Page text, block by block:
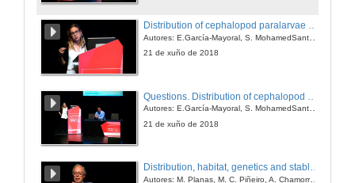
Distribution of cephalopod paralarvae around cíes islands
21 de xuño de 2018
Autores: E.García-Mayoral, S. MohamedSantamaría, Á. Roura, L. GarcíaAlves, M. Gilcoto and Á. F. González
21 de xuño de 2018
Distribution, habitat, genetics and stable isotope signatures in syngnathid fishes from cíes archipelago
Autores: M. Planas, M. C. Piñeiro, A. Chamorro, I. Bárbara, C. Bouza, R. Barreiro, V. Ochoa, M. Vera, B.G. Pardo, I. Alejo, M.A. Nombela, M.E. García